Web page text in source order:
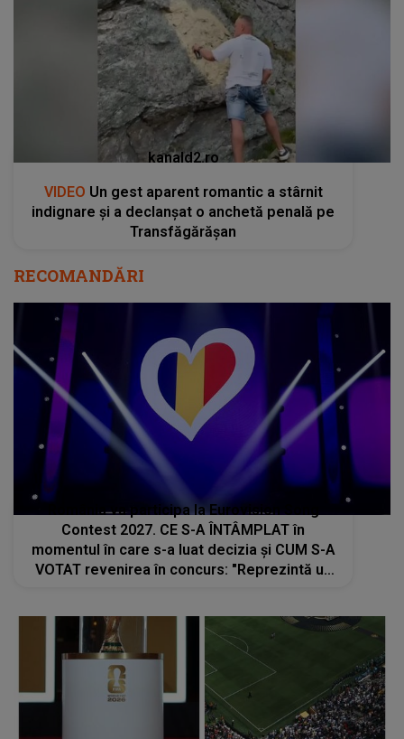
kanald2.ro
VIDEO Un gest aparent romantic a stârnit
indignare și a declanșat o anchetă penală pe
Transfăgărășan
RECOMANDĂRI
România va participa la Eurovision Song
Contest 2027. CE S-A ÎNTÂMPLAT în
momentul în care s-a luat decizia și CUM S-A
VOTAT revenirea în concurs: "Reprezintă un